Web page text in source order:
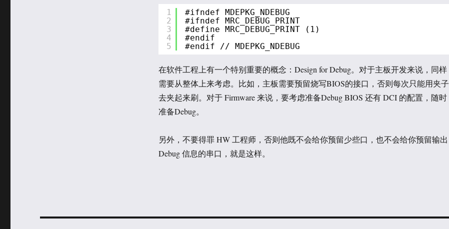
1
2
3
4
5
#ifndef MDEPKG_NDEBUG
#ifndef MRC_DEBUG_PRINT
#define MRC_DEBUG_PRINT (1)
#endif
#endif // MDEPKG_NDEBUG
在软件工程上有一个特别重要的概念：Design for Debug。对于主板开发来说，同样
需要从整体上来考虑。比如，主板需要预留烧写BIOS的接口，否则每次只能用夹子
去夹起来刷。对于 Firmware 来说，要考虑准备Debug BIOS 还有 DCI 的配置，随时
准备Debug。
另外，不要得罪 HW 工程师，否则他既不会给你预留少些口，也不会给你预留输出
Debug 信息的串口，就是这样。